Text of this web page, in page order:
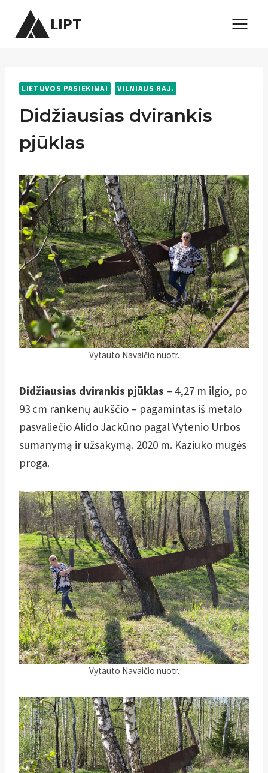
LIPT
LIETUVOS PASIEKIMAI VILNIAUS RAJ.
Didžiausias dvirankis
pjūklas
Vytauto Navaičio nuotr.
Didžiausias dvirankis pjūklas – 4,27 m ilgio, po
93 cm rankenų aukščio – pagamintas iš metalo
pasvaliečio Alido Jackūno pagal Vytenio Urbos
sumanymą ir užsakymą. 2020 m. Kaziuko mugės
proga.
Vytauto Navaičio nuotr.